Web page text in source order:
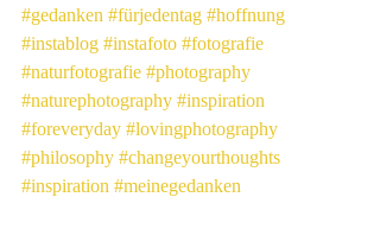
#gedanken #fürjedentag #hoffnung
#instablog #instafoto #fotografie
#naturfotografie #photography
#naturephotography #inspiration
#foreveryday #lovingphotography
#philosophy #changeyourthoughts
#inspiration #meinegedanken